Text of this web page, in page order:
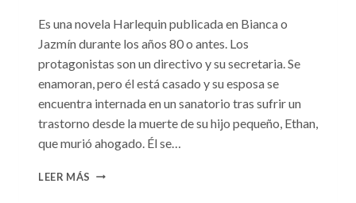
Es una novela Harlequin publicada en Bianca o
Jazmín durante los años 80 o antes. Los
protagonistas son un directivo y su secretaria. Se
enamoran, pero él está casado y su esposa se
encuentra internada en un sanatorio tras sufrir un
trastorno desde la muerte de su hijo pequeño, Ethan,
que murió ahogado. Él se…
LEER MÁS CONSULTA